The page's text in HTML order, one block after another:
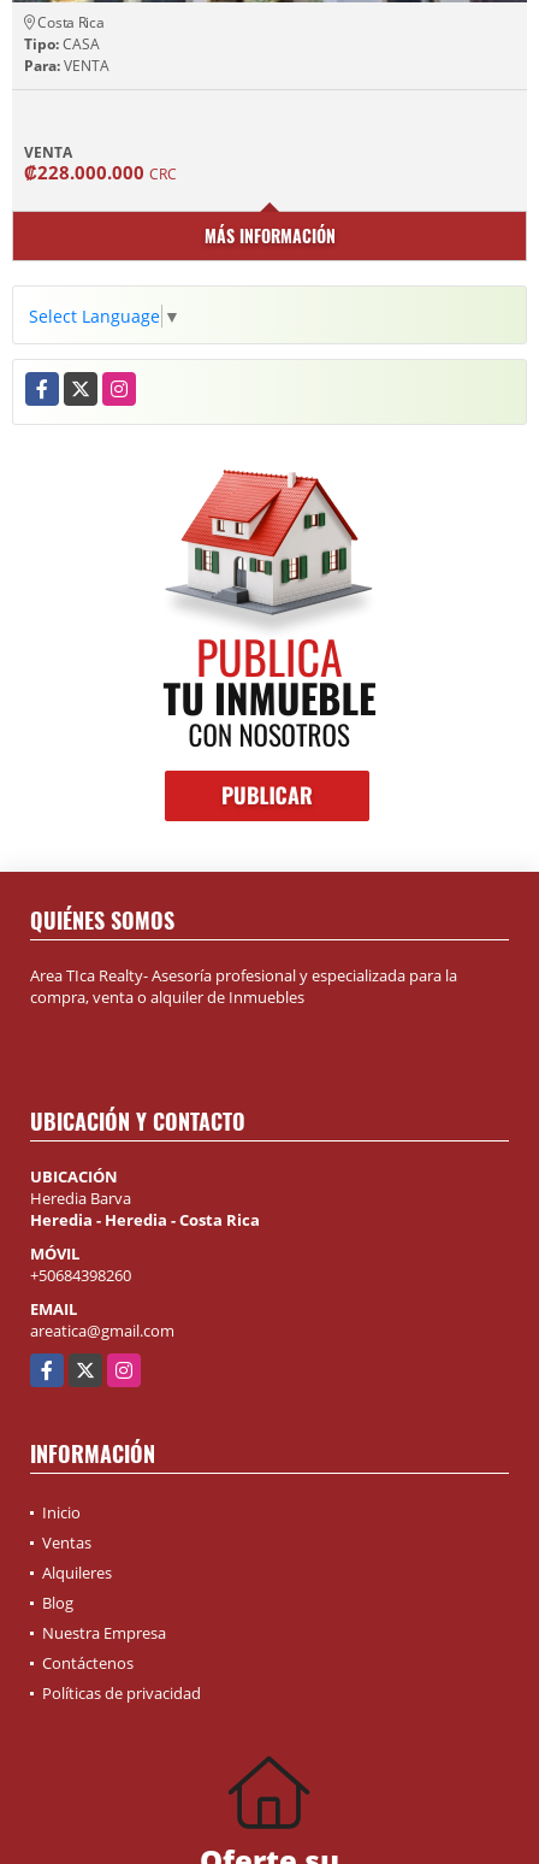
Costa Rica
Tipo:CASA
Para:VENTA
VENTA
₡228.000.000 CRC
MÁS INFORMACIÓN
Select Language ▼
Facebook
X Instagram
QUIÉNES SOMOS
Area TIca Realty- Asesoría profesional y especializada para la
compra, venta o alquiler de Inmuebles
UBICACIÓN Y CONTACTO
UBICACIÓN
Heredia Barva
Heredia - Heredia - Costa Rica
MÓVIL
+50684398260
EMAIL
areatica@gmail.com
Facebook
X Instagram
INFORMACIÓN
Inicio
Ventas
Alquileres
Blog
Nuestra Empresa
Contáctenos
Políticas de privacidad